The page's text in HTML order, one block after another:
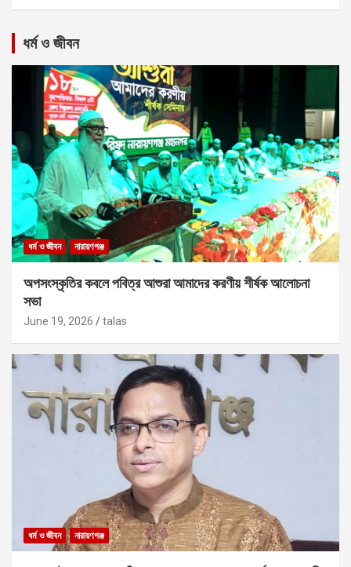
ধর্ম ও জীবন
ধর্ম ও জীবন নারায়ণগঞ্জ
অপসংস্কৃতির কবলে পবিত্র আশুরা আমাদের করণীয় শীর্ষক আলোচনা
সভা
June 19, 2026 talas
ধর্ম ও জীবন নারায়ণগঞ্জ